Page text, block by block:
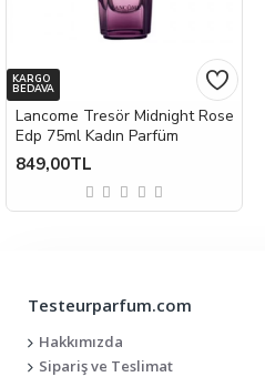
KARGO
BEDAVA
Lancome Tresör Midnight Rose
Edp 75ml Kadın Parfüm
849,00TL
Testeurparfum.com
Hakkımızda
Sipariş ve Teslimat